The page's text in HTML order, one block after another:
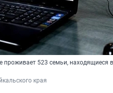
проживает 523 семьи, находящиеся
края